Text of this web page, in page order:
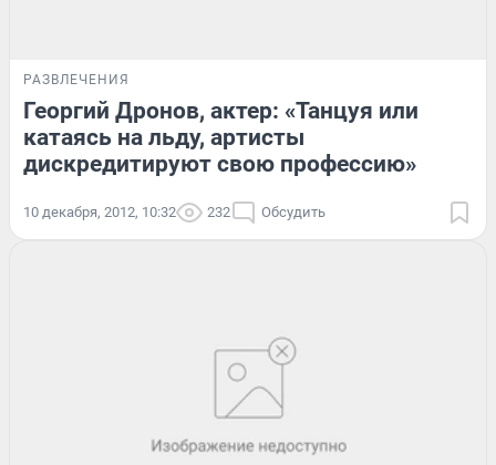
РАЗВЛЕЧЕНИЯ
Георгий Дронов, актер: «Танцуя или
катаясь на льду, артисты
дискредитируют свою профессию»
10 декабря, 2012, 10:32 232 Обсудить